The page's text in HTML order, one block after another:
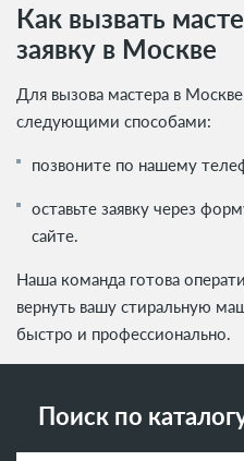
Как вызвать
заявку в Москве
Для вызова мастера в
следующими способами:
позвоните по нашему
оставьте заявку через
сайте.
Наша команда готова
вернуть вашу стиральную
быстро и профессионально.
Поиск по